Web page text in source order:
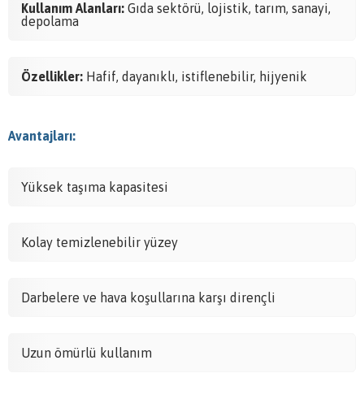
Kullanım Alanları: Gıda sektörü, lojistik, tarım, sanayi,
depolama
Özellikler: Hafif, dayanıklı, istiflenebilir, hijyenik
Avantajları:
Yüksek taşıma kapasitesi
Kolay temizlenebilir yüzey
Darbelere ve hava koşullarına karşı dirençli
Uzun ömürlü kullanım